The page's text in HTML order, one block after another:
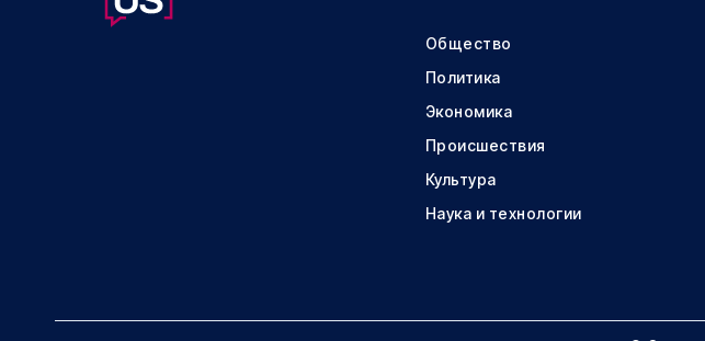
Общество
Политика
Экономика
Происшествия
Культура
Наука и технологии